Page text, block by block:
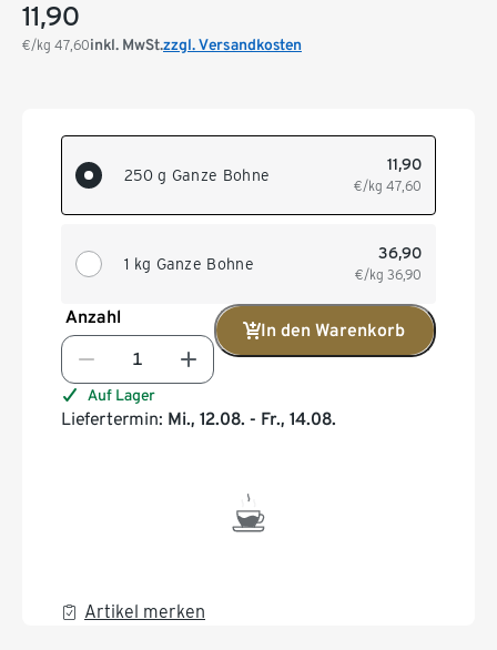
11,90
€/kg 47,60inkl. MwSt.zzgl. Versandkosten
250 g Ganze Bohne
11,90
€/kg 47,60
1 kg Ganze Bohne
36,90
€/kg 36,90
Anzahl
In den Warenkorb
Auf Lager
Liefertermin: Mi., 12.08. - Fr., 14.08.
Artikel merken